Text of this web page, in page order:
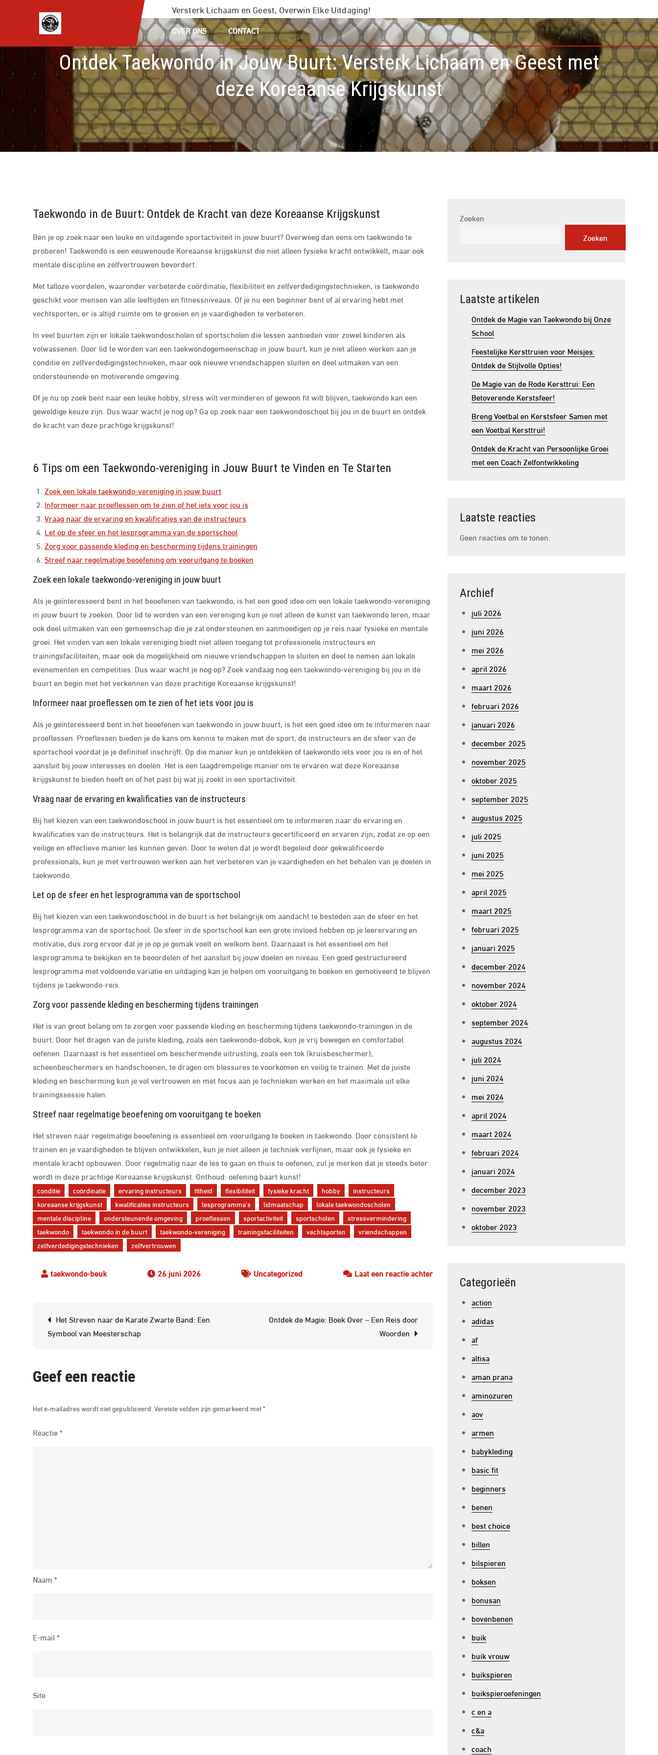
inhoud
Versterk Lichaam en Geest, Overwin Elke Uitdaging!
OVER ONS CONTACT
Ontdek Taekwondo in Jouw Buurt: Versterk Lichaam en Geest met
deze Koreaanse Krijgskunst
Taekwondo in de Buurt: Ontdek de Kracht van deze Koreaanse Krijgskunst
Ben je op zoek naar een leuke en uitdagende sportactiviteit in jouw buurt? Overweeg dan eens om taekwondo te
proberen! Taekwondo is een eeuwenoude Koreaanse krijgskunst die niet alleen fysieke kracht ontwikkelt, maar ook
mentale discipline en zelfvertrouwen bevordert.
Met talloze voordelen, waaronder verbeterde coördinatie, flexibiliteit en zelfverdedigingstechnieken, is taekwondo
geschikt voor mensen van alle leeftijden en fitnessniveaus. Of je nu een beginner bent of al ervaring hebt met
vechtsporten, er is altijd ruimte om te groeien en je vaardigheden te verbeteren.
In veel buurten zijn er lokale taekwondoscholen of sportscholen die lessen aanbieden voor zowel kinderen als
volwassenen. Door lid te worden van een taekwondogemeenschap in jouw buurt, kun je niet alleen werken aan je
conditie en zelfverdedigingstechnieken, maar ook nieuwe vriendschappen sluiten en deel uitmaken van een
ondersteunende en motiverende omgeving.
Of je nu op zoek bent naar een leuke hobby, stress wilt verminderen of gewoon fit wilt blijven, taekwondo kan een
geweldige keuze zijn. Dus waar wacht je nog op? Ga op zoek naar een taekwondoschool bij jou in de buurt en ontdek
de kracht van deze prachtige krijgskunst!
6 Tips om een Taekwondo-vereniging in Jouw Buurt te Vinden en Te Starten
Zoek een lokale taekwondo-vereniging in jouw buurt
Informeer naar proeflessen om te zien of het iets voor jou is
Vraag naar de ervaring en kwalificaties van de instructeurs
Let op de sfeer en het lesprogramma van de sportschool
Zorg voor passende kleding en bescherming tijdens trainingen
Streef naar regelmatige beoefening om vooruitgang te boeken
Zoek een lokale taekwondo-vereniging in jouw buurt
Als je geïnteresseerd bent in het beoefenen van taekwondo, is het een goed idee om een lokale taekwondo-vereniging
in jouw buurt te zoeken. Door lid te worden van een vereniging kun je niet alleen de kunst van taekwondo leren, maar
ook deel uitmaken van een gemeenschap die je zal ondersteunen en aanmoedigen op je reis naar fysieke en mentale
groei. Het vinden van een lokale vereniging biedt niet alleen toegang tot professionele instructeurs en
trainingsfaciliteiten, maar ook de mogelijkheid om nieuwe vriendschappen te sluiten en deel te nemen aan lokale
evenementen en competities. Dus waar wacht je nog op? Zoek vandaag nog een taekwondo-vereniging bij jou in de
buurt en begin met het verkennen van deze prachtige Koreaanse krijgskunst!
Informeer naar proeflessen om te zien of het iets voor jou is
Als je geïnteresseerd bent in het beoefenen van taekwondo in jouw buurt, is het een goed idee om te informeren naar
proeflessen. Proeflessen bieden je de kans om kennis te maken met de sport, de instructeurs en de sfeer van de
sportschool voordat je je definitief inschrijft. Op die manier kun je ontdekken of taekwondo iets voor jou is en of het
aansluit bij jouw interesses en doelen. Het is een laagdrempelige manier om te ervaren wat deze Koreaanse
krijgskunst te bieden heeft en of het past bij wat jij zoekt in een sportactiviteit.
Vraag naar de ervaring en kwalificaties van de instructeurs
Bij het kiezen van een taekwondoschool in jouw buurt is het essentieel om te informeren naar de ervaring en
kwalificaties van de instructeurs. Het is belangrijk dat de instructeurs gecertificeerd en ervaren zijn, zodat ze op een
veilige en effectieve manier les kunnen geven. Door te weten dat je wordt begeleid door gekwalificeerde
professionals, kun je met vertrouwen werken aan het verbeteren van je vaardigheden en het behalen van je doelen in
taekwondo.
Let op de sfeer en het lesprogramma van de sportschool
Bij het kiezen van een taekwondoschool in de buurt is het belangrijk om aandacht te besteden aan de sfeer en het
lesprogramma van de sportschool. De sfeer in de sportschool kan een grote invloed hebben op je leerervaring en
motivatie, dus zorg ervoor dat je je op je gemak voelt en welkom bent. Daarnaast is het essentieel om het
lesprogramma te bekijken en te beoordelen of het aansluit bij jouw doelen en niveau. Een goed gestructureerd
lesprogramma met voldoende variatie en uitdaging kan je helpen om vooruitgang te boeken en gemotiveerd te blijven
tijdens je taekwondo-reis.
Zorg voor passende kleding en bescherming tijdens trainingen
Het is van groot belang om te zorgen voor passende kleding en bescherming tijdens taekwondo-trainingen in de
buurt. Door het dragen van de juiste kleding, zoals een taekwondo-dobok, kun je vrij bewegen en comfortabel
oefenen. Daarnaast is het essentieel om beschermende uitrusting, zoals een tok (kruisbeschermer),
scheenbeschermers en handschoenen, te dragen om blessures te voorkomen en veilig te trainen. Met de juiste
kleding en bescherming kun je vol vertrouwen en met focus aan je technieken werken en het maximale uit elke
trainingssessie halen.
Streef naar regelmatige beoefening om vooruitgang te boeken
Het streven naar regelmatige beoefening is essentieel om vooruitgang te boeken in taekwondo. Door consistent te
trainen en je vaardigheden te blijven ontwikkelen, kun je niet alleen je techniek verfijnen, maar ook je fysieke en
mentale kracht opbouwen. Door regelmatig naar de les te gaan en thuis te oefenen, zul je merken dat je steeds beter
wordt in deze prachtige Koreaanse krijgskunst. Onthoud: oefening baart kunst!
conditie coördinatie ervaring instructeurs fitheid flexibiliteit fysieke kracht hobby
instructeurs
koreaanse krijgskunst
kwalificaties instructeurs lesprogramma's lidmaatschap
lokale taekwondoscholen
mentale discipline
ondersteunende omgeving proeflessen sportactiviteit sportscholen
stressvermindering
taekwondo
taekwondo in de buurt taekwondo-vereniging trainingsfaciliteiten vechtsporten
vriendschappen
zelfverdedigingstechnieken
zelfvertrouwen
26 juni 2026 Uncategorized Laat een reactie achterop
Taekwondo
Koreaanse
Krijgskunst
Berichtnavigatie
Het Streven naar de Karate Zwarte Band: Een
Symbool van Meesterschap
Ontdek de Magie: Boek Over – Een Reis door
Woorden
Geef een reactie
Het e-mailadres wordt niet gepubliceerd. Vereiste velden zijn gemarkeerd met*
Reactie*
Naam*
E-mail*
Site
Zoeken
Zoeken
Laatste artikelen
Ontdek de Magie van Taekwondo bij Onze
School
Feestelijke Kersttruien voor Meisjes:
Ontdek de Stijlvolle Opties!
De Magie van de Rode Kersttrui: Een
Betoverende Kerstsfeer!
Breng Voetbal en Kerstsfeer Samen met
een Voetbal Kersttrui!
Ontdek de Kracht van Persoonlijke Groei
met een Coach Zelfontwikkeling
Laatste reacties
Geen reacties om te tonen.
Archief
juli 2026
juni 2026
mei 2026
april 2026
maart 2026
februari 2026
januari 2026
december 2025
november 2025
oktober 2025
september 2025
augustus 2025
juli 2025
juni 2025
mei 2025
april 2025
maart 2025
februari 2025
januari 2025
december 2024
november 2024
oktober 2024
september 2024
augustus 2024
juli 2024
juni 2024
mei 2024
april 2024
maart 2024
februari 2024
januari 2024
december 2023
november 2023
oktober 2023
Categorieën
action
adidas
af
altisa
aman prana
aminozuren
aov
armen
babykleding
basic fit
beginners
benen
best choice
billen
bilspieren
boksen
bonusan
bovenbenen
buik
buik vrouw
buikspieren
buikspieroefeningen
c en a
c&a
coach